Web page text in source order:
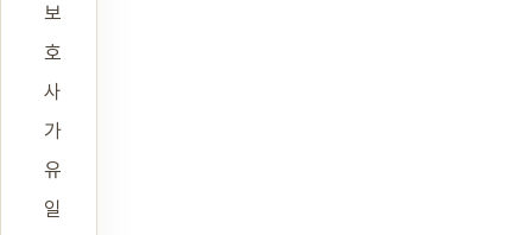
보
호
사
가
유
일